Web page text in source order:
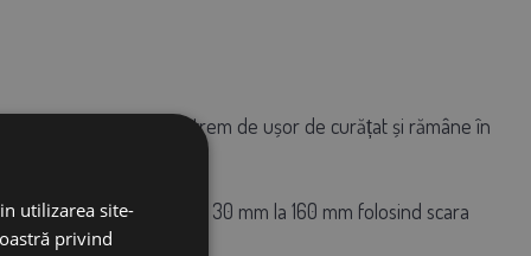
de încălzire este extrem de ușor de curățat și rămâne în
reglată cu ușurință de la 30 mm la 160 mm folosind scara
utilizarea site-
privind